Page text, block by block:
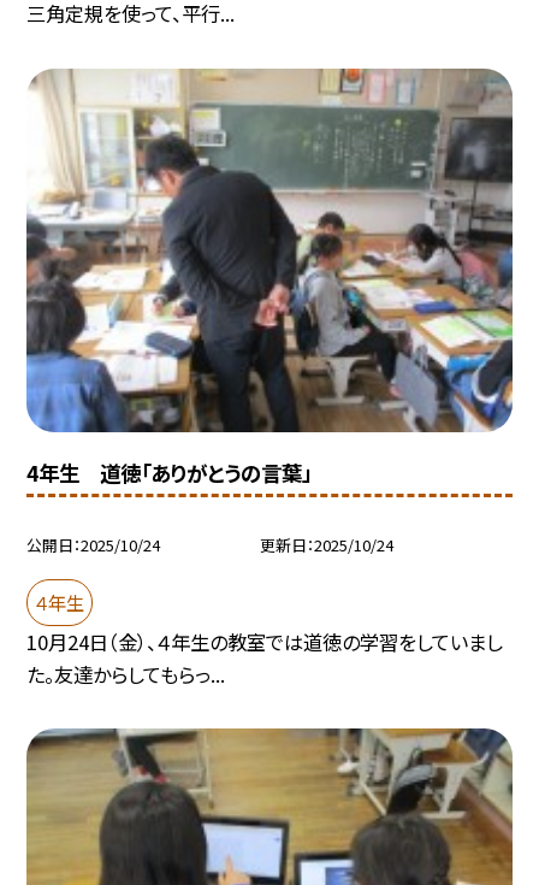
三角定規を使って、平行...
4年生 道徳「ありがとうの言葉」
公開日 2025/10/24 更新日 2025/10/24
４年生
10月24日（金）、４年生の教室では道徳の学習をしていまし
た。友達からしてもらっ...